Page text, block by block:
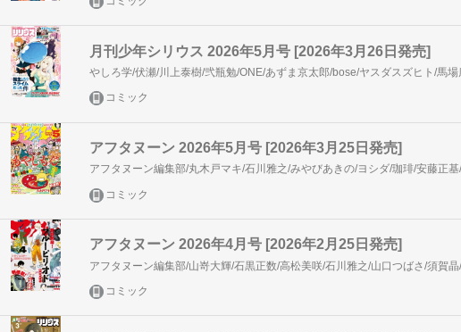
月刊少年シリウス 2026年5月号 [2026年3月26日発売]
コミック
アフタヌーン 2026年5月号 [2026年3月25日発売]
コミック
アフタヌーン 2026年4月号 [2026年2月25日発売]
コミック